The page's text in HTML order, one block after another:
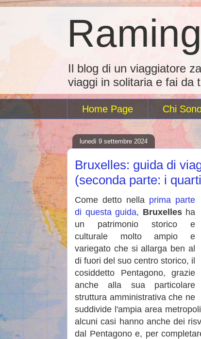
Il blog di un viaggiatore
viaggi in solitaria e fai da
Home Page Chi
lunedì 9 settembre 2024
Bruxelles: guida di
(seconda parte: i
Come detto nella prima parte
di questa guida, Bruxellesha
un patrimonio storico e
culturale molto ampio e
variegato che si allarga ben al
di fuori del suo centro storico, il
cosiddetto Pentagono, grazie
anche alla sua particolare
struttura amministrativa che ne
suddivide l'ampia area
alcuni casi hanno anche dei
dal Pentagono e, per